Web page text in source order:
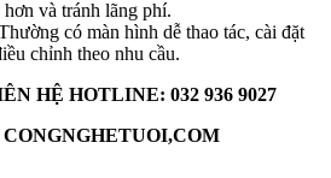
và tránh lãng phí.
có màn hình dễ thao tác, cài đặt
chỉnh theo nhu cầu.
HỆ HOTLINE: 032 936 9027